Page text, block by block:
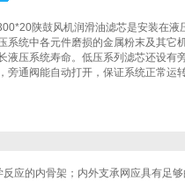
陕鼓风机润滑油滤芯是安装在液
系统中各元件磨损的金属粉末及其它
液压系统寿命。低压系列滤芯还设有
旁通阀能自动打开，保证系统正常运转
的内骨架；内外支承网应具有足够